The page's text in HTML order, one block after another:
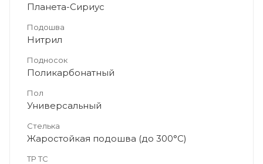
Планета-Сириус
Подошва
Нитрил
Подносок
Поликарбонатный
Пол
Универсальный
Стелька
Жаростойкая подошва (до 300°С)
ТР ТС